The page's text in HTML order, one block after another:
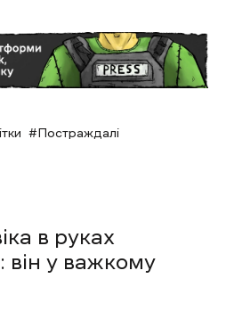
Постраждалі
в руках
він у важкому